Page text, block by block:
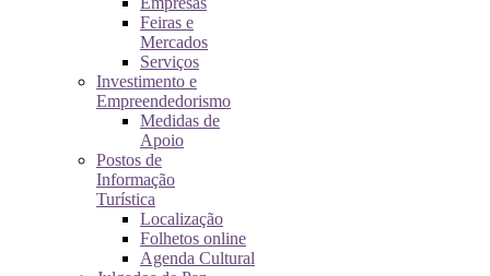
Feiras e
Mercados
Serviços
Investimento e
Empreendedorismo
Medidas de
Apoio
Postos de
Informação
Turística
Localização
Folhetos online
Agenda Cultural